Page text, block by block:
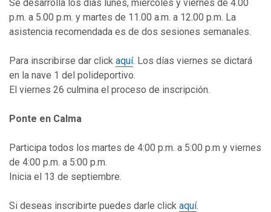
Se desarrolla los días lunes, miércoles y viernes de 4.00
p.m. a 5.00 p.m. y martes de 11.00 a.m. a 12.00 p.m. La
asistencia recomendada es de dos sesiones semanales.
Para inscribirse dar click aquí. Los días viernes se dictará
en la nave 1 del polideportivo.
El viernes 26 culmina el proceso de inscripción.
Ponte en Calma
Participa todos los martes de 4:00 p.m. a 5:00 p.m y viernes
de 4:00 p.m. a 5:00 p.m.
Inicia el 13 de septiembre.
Si deseas inscribirte puedes darle click aquí.